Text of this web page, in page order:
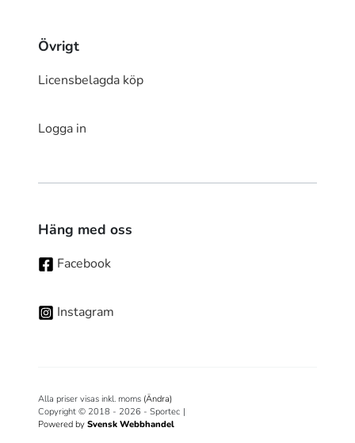
Övrigt
Licensbelagda köp
Logga in
Häng med oss
Facebook
Instagram
Alla priser visas inkl. moms (Ändra)
Copyright © 2018 - 2026 - Sportec |
Powered by Svensk Webbhandel